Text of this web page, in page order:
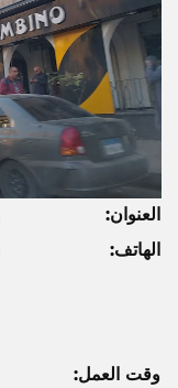
العنوان:
الهاتف:
وقت العمل: